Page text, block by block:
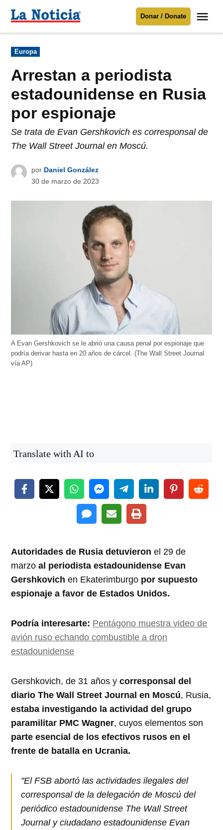
Para mantenerte informado necesitamos
Donar
contenido
Noticia
Donar / Donate
Publicado
en
Europa
Arrestan a periodista
estadounidense en Rusia
por espionaje
Se trata de Evan Gershkovich es corresponsal de
The Wall Street Journal en Moscú.
por Daniel González
30 de marzo de 2023
A Evan Gershkovich se le abrió una causa penal por espionaje que
podría derivar hasta en 20 años de cárcel. (The Wall Street Journal
vía AP)
Translate with AI to
Autoridades de Rusia detuvieron el 29 de
marzoal periodista estadounidense Evan
Gershkovich en Ekaterimburgo por supuesto
espionaje a favor de Estados Unidos.
Podría interesarte: Pentágono muestra video de
avión ruso echando combustible a dron
estadounidense
Gershkovich, de 31 años ycorresponsal del
diario The Wall Street Journal en Moscú, Rusia,
estaba investigando la actividad del grupo
paramilitar PMC Wagner, cuyos elementos son
parte esencial de los efectivos rusos en el
frente de batalla en Ucrania.
"El FSB abortó las actividades ilegales del
corresponsal de la delegación de Moscú del
periódico estadounidense The Wall Street
Journal y ciudadano estadounidense Evan